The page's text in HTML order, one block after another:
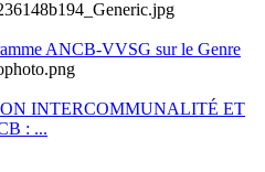
ANCB-VVSG sur le Genre
INTERCOMMUNALITÉ ET
: ...